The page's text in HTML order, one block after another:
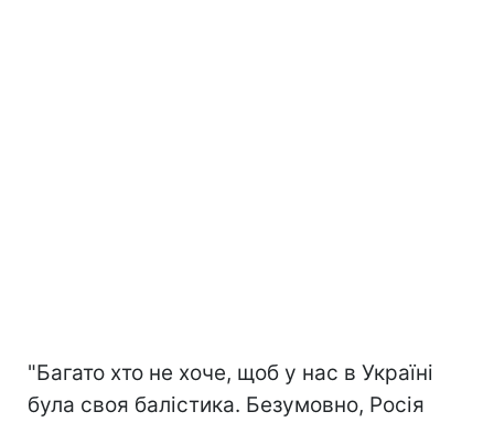
"Багато хто не хоче, щоб у нас в Україні
була своя балістика. Безумовно, Росія